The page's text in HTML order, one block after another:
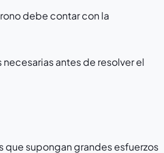
debe contar con la
antes de resolver el
que supongan grandes esfuerzos